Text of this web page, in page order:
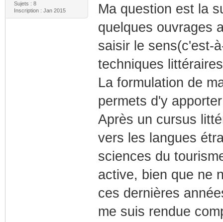
Sujets : 8
Inscription : Jan 2015
Ma question est la
quelques ouvrages
saisir le sens(c'est-
techniques
La formulation de
permets d'y
Après un cursus
vers les langues
sciences du
active, bien que ne
ces dernières
me suis rendue